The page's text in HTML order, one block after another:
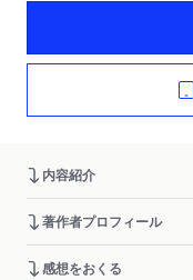
内容紹介
著作者プロフィール
感想をおくる